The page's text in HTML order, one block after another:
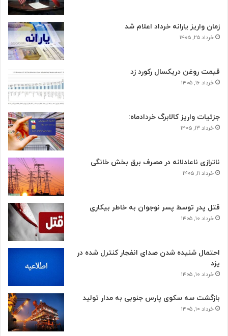
زمان واریز یارانه خرداد اعلام شد
خرداد ۲۵, ۱۴۰۵
قیمت روغن دریکسال رکورد زد
خرداد ۱۶, ۱۴۰۵
جزئیات واریز کالابرگ خردادماه:
خرداد ۱۳, ۱۴۰۵
ناترازی ناعادلانه در مصرف برق بخش خانگی
خرداد ۱۱, ۱۴۰۵
قتل پدر توسط پسر نوجوان به خاطر بیکاری
خرداد ۱۰, ۱۴۰۵
احتمال شنیده شدن صدای انفجار کنترل شده در
یزد
خرداد ۱۰, ۱۴۰۵
بازگشت سه سکوی پارس جنوبی به مدار تولید
خرداد ۱۰, ۱۴۰۵